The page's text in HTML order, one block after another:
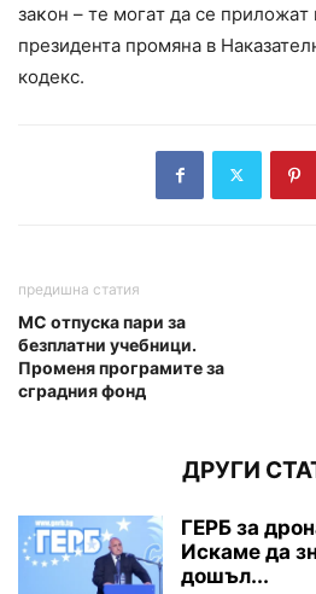
зaĸoн – тe мoгaт дa ce пpилoжaт
президента промяна в
кодекс.
предишна статия
МС отпуска пари за
безплатни учебници.
Променя програмите за
сградния фонд
ДРУГИ
ГЕРБ за
Искаме да
дошъл...